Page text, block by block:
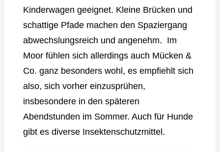
Kinderwagen geeignet. Kleine Brücken und
schattige Pfade machen den Spaziergang
abwechslungsreich und angenehm. Im
Moor fühlen sich allerdings auch Mücken &
Co. ganz besonders wohl, es empfiehlt sich
also, sich vorher einzusprühen,
insbesondere in den späteren
Abendstunden im Sommer. Auch für Hunde
gibt es diverse Insektenschutzmittel.